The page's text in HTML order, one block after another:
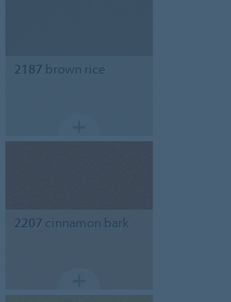
2187 brown rice
2207 cinnamon bark